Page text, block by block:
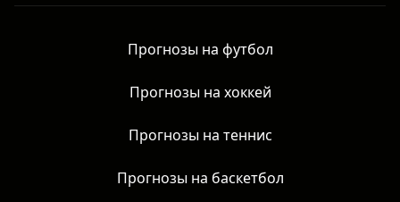
Прогнозы на футбол
Прогнозы на хоккей
Прогнозы на теннис
Прогнозы на баскетбол